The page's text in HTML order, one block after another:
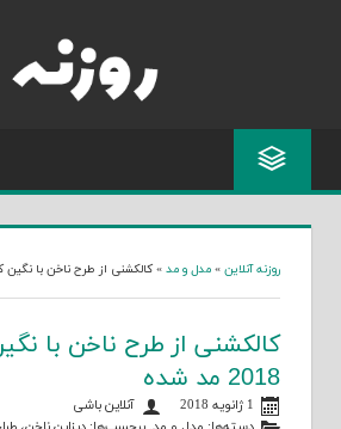
روزنه آنلاین » مدل و مد »کالکشنی از طرح ناخن با نگین که در
کالکشنی از طرح ناخن با
2018 مد شده
1 ژانویه 2018
آنلاین باشی